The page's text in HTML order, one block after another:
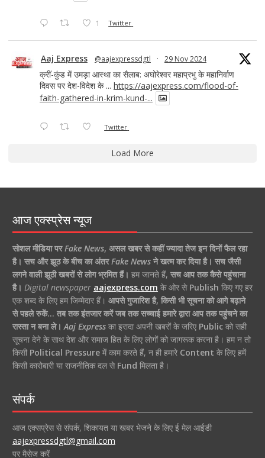
1 Twitter
Aaj Express @aajexpressdgtl · 29 Nov 2024
क्रीं-कुंड में उमड़ा आस्था का सैलाब: अघोरेश्वर महाप्रभु के महानिर्वाण
दिवस पर देश-विदेश के ... https://aajexpress.com/flood-of-
faith-gathered-in-krim-kund-...
Twitter
Load More
आज एक्स्प्रेस न्यूज
सोशल मीडिया परFake News, असल खबर से कहीं ज्यादा तेज इन दिनों फैल रहा
है। सच और झूठ के बीच का अंतरFake Newsने खत्म कर दिया है। सच जैसी
लगने वाली झूठी खबरों से लोग भ्रमित हैं। हम जानते हैं, सच आप तक कैसे पहुंचाना
है। Digital newspaper aajexpress.com के ओर से Publish किए गए हर
एक शब्द के लिए हम जिम्मेदार हैं। आपसे गुजारिश है, किसी भी सूचना को आगे बढ़ाने
से पहले रुकें… तब तक इंतजार करें जब तक सच्चाई हमारे द्वारा आप तक पहुंचने का
रास्ता न बना ले। Aaj Expressका इरादा अपनी खबरों के जरिए Publicको सही
सूचना देने के साथ देश और समाज हित के लिए लोगों को जागरूक करना है। हम न तो
किसी Political Pressureमें काम करते हैं, न ही हमारे Content के लिए हमें
किसी कारोबारी या राजनीतिक दल से Fund मिलता है।
संपर्क
आज एक्सप्रेस से संपर्क, शिकायत या खबर भेजने के लिए ई मेल आईडी
aajexpressdgtl@gmail.com
पर मैसेज करें